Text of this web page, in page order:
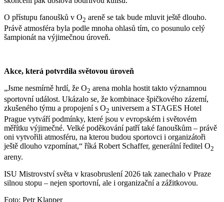
O přístupu fanoušků v O2 areně se tak bude mluvit ještě dlouho.
Právě atmosféra byla podle mnoha ohlasů tím, co posunulo celý
šampionát na výjimečnou úroveň.
Akce, která potvrdila světovou úroveň
„Jsme nesmírně hrdí, že O2 arena mohla hostit takto významnou
sportovní událost. Ukázalo se, že kombinace špičkového zázemí,
zkušeného týmu a propojení s O2 universem a STAGES Hotel
Prague vytváří podmínky, které jsou v evropském i světovém
měřítku výjimečné. Velké poděkování patří také fanouškům – právě
oni vytvořili atmosféru, na kterou budou sportovci i organizátoři
ještě dlouho vzpomínat,“ říká Robert Schaffer, generální ředitel O2
areny.
ISU Mistrovství světa v krasobruslení 2026 tak zanechalo v Praze
silnou stopu – nejen sportovní, ale i organizační a zážitkovou.
Foto: Petr Klapper